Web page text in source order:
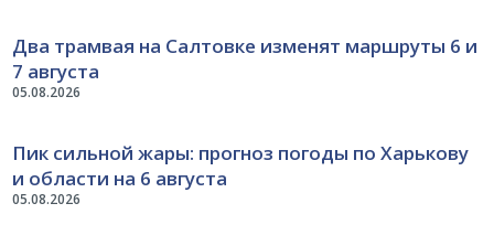
05.08.2026
Два трамвая на Салтовке изменят маршруты 6 и
7 августа
05.08.2026
Пик сильной жары: прогноз погоды по Харькову
и области на 6 августа